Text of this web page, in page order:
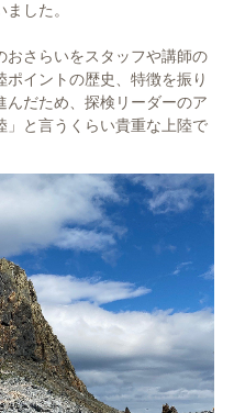
した。
おさらいをスタッフや講師の
イントの歴史、特徴を振り
だため、探検リーダーのア
」と言うくらい貴重な上陸で